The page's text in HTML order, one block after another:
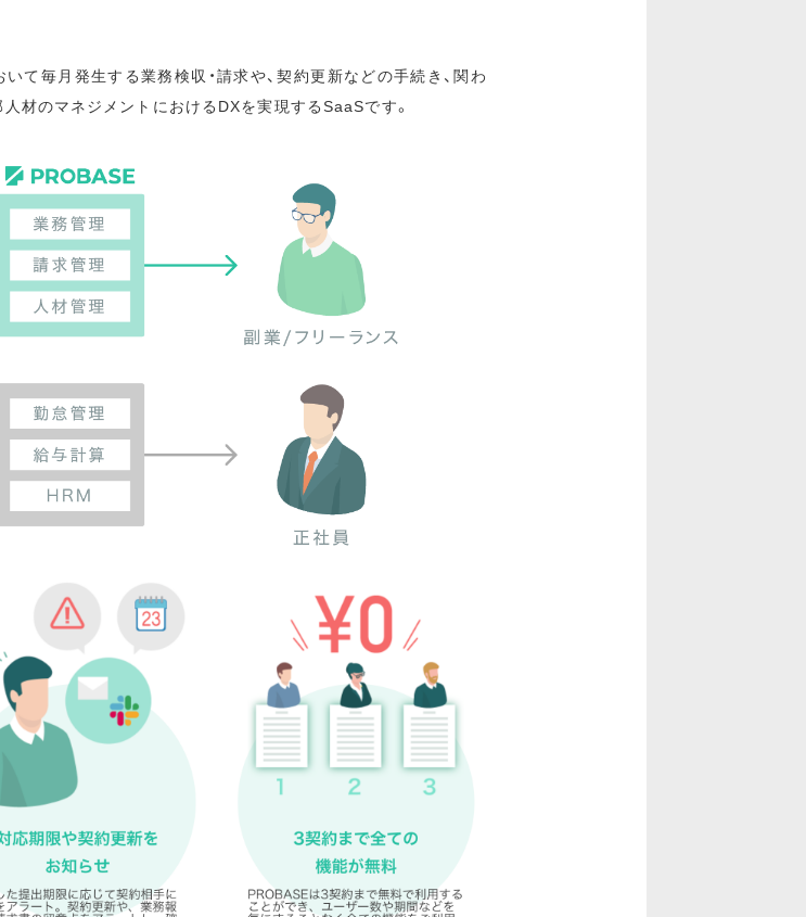
て毎月発生する業務検収・請求や、契約更新などの手続き、関わ
材のマネジメントにおけるDXを実現するSaaSです。